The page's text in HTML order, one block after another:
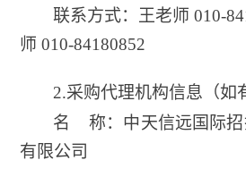
联系方式：王老师 010-
师 010-84180852
2.采购代理机构信息（如
名 称：中天信远国际招
有限公司